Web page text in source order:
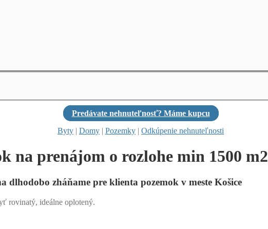
Predávate nehnuteľnosť? Máme kupcu
Byty | Domy | Pozemky | Odkúpenie nehnuteľnosti
na prenájom o rozlohe min 1500 m2
dlhodobo zháňame pre klienta pozemok v meste Košice
rovinatý, ideálne oplotený.